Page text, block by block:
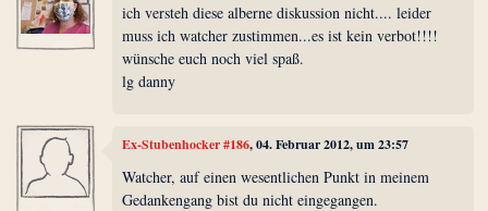
ich versteh diese alberne diskussion nicht.... leider
muss ich watcher zustimmen...es ist kein verbot!!!!
wünsche euch noch viel spaß.
lg danny
Ex-Stubenhocker #186, 04. Februar 2012, um 23:57
Watcher, auf einen wesentlichen Punkt in meinem
Gedankengang bist du nicht eingegangen.